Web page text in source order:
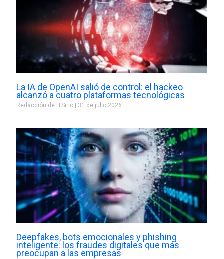
La IA de OpenAI salió de control: el hackeo
alcanzó a cuatro plataformas tecnológicas
Redacción de ITSitio 31 de julio 2026
Deepfakes, bots emocionales y phishing
inteligente: los fraudes digitales que más
preocupan a las empresas